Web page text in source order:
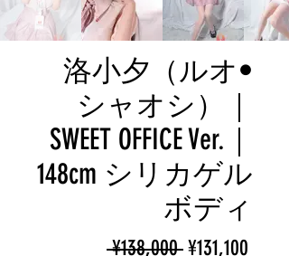
洛小夕（ルオ•
シャオシ）｜
SWEET OFFICE Ver.｜
148cm シリカゲル
ボディ
¥138,000 ราคา
¥131,100